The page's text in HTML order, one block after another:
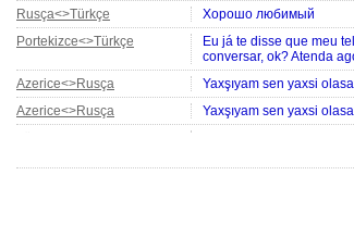
Rusça<>Türkçe
Хорошо любимый
Portekizce<>Türkçe
Eu já te disse que meu
conversar, ok? Atenda
Azerice<>Rusça
Yaxşıyam sen yaxsi
Azerice<>Rusça
Yaxşıyam sen yaxsi
Portekizce<>Türkçe
Por que você não